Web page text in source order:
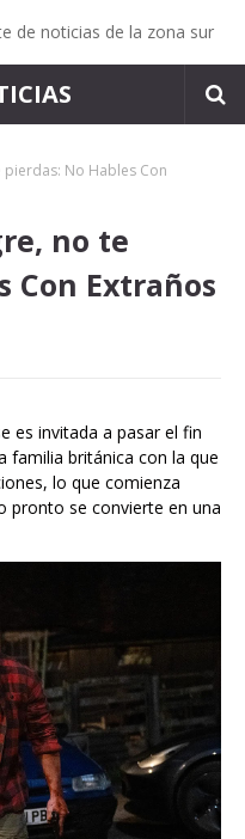
de noticias de la zona sur
No Hables Con
no te
Con Extraños
es invitada a pasar el fin
familia británica con la que
lo que comienza
pronto se convierte en una